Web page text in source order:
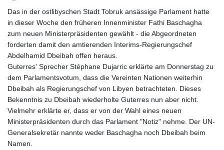
HKD 9.04099
HNL 30.88171
HRK 7.536585
HTG 150.649793
HUF 364.625083
IDR
20648.821428
ILS 3.46629
IMP 0.856077
INR 109.809273
IQD
1509.393123
Das in der ostlibyschen Stadt Tobruk ansässige Parlament hatte
in dieser Woche den früheren Innenminister Fathi Baschagha
zum neuen Ministerpräsidenten gewählt - die Abgeordneten
forderten damit den amtierenden Interims-Regierungschef
Abdelhamid Dbeibah offen heraus.
Guterres' Sprecher Stéphane Dujarric erklärte am Donnerstag zu
dem Parlamentsvotum, dass die Vereinten Nationen weiterhin
Dbeibah als Regierungschef von Libyen betrachteten. Dieses
Bekenntnis zu Dbeibah wiederholte Guterres nun aber nicht.
Vielmehr erklärte er, dass er von der Wahl eines neuen
Ministerpräsidenten durch das Parlament "Notiz" nehme. Der UN-
Generalsekretär nannte weder Baschagha noch Dbeibah beim
Namen.